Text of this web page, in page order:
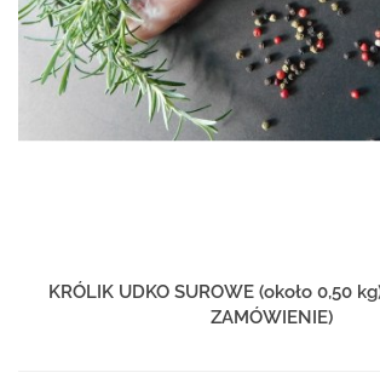
KRÓLIK UDKO SUROWE (około 0,50
ZAMÓWIENIE)